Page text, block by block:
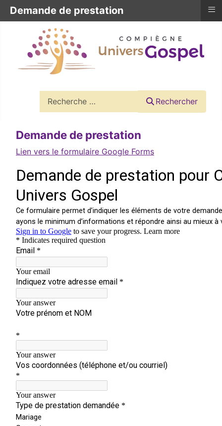
Rechercher
Demande de prestation
Lien vers le formulaire Google Forms
Demande de prestation ≡